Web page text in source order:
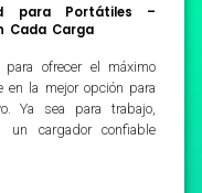
para Portátiles –
Cada Carga
ofrecer el máximo
en la mejor opción para
Ya sea para trabajo,
un cargador confiable